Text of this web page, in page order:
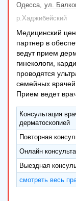
Одесса ул.
р.Хаджибейский
Медицинский
партнер в
ведут прием
гинекологи,
проводятся
семейных
Прием ведет
Консультация
дерматоскопией
Повторная
Онлайн
Выездная
смотреть весь